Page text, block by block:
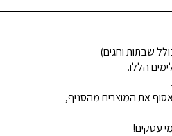
הללו.
את המוצרים מהסניף,
עסקים!